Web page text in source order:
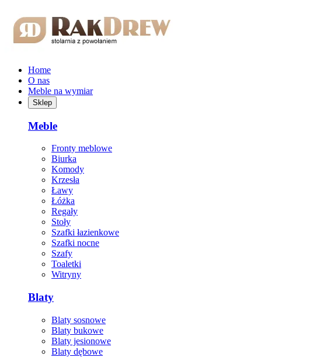
Home
O nas
Meble na wymiar
Sklep
Meble
Fronty meblowe
Biurka
Komody
Krzesła
Ławy
Łóżka
Regały
Stoły
Szafki łazienkowe
Szafki nocne
Szafy
Toaletki
Witryny
Blaty
Blaty sosnowe
Blaty bukowe
Blaty jesionowe
Blaty dębowe